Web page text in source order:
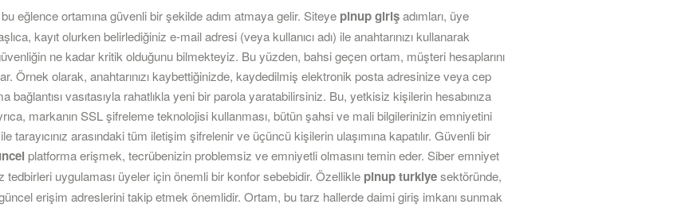
bu eğlence ortamına güvenli bir şekilde adım atmaya gelir. Siteye pinup girişadımları, üye
kayıt olurken belirlediğiniz e-mail adresi (veya kullanıcı adı) ile anahtarınızı kullanarak
ne kadar kritik olduğunu bilmekteyiz. Bu yüzden, bahsi geçen ortam, müşteri hesaplarını
Örnek olarak, anahtarınızı kaybettiğinizde, kaydedilmiş elektronik posta adresinize veya cep
vasıtasıyla rahatlıkla yeni bir parola yaratabilirsiniz. Bu, yetkisiz kişilerin hesabınıza
markanın SSL şifreleme teknolojisi kullanması, bütün şahsi ve mali bilgilerinizin emniyetini
arasındaki tüm iletişim şifrelenir ve üçüncü kişilerin ulaşımına kapatılır. Güvenli bir
platforma erişmek, tecrübenizin problemsiz ve emniyetli olmasını temin eder. Siber emniyet
tedbirleri uygulaması üyeler için önemli bir konfor sebebidir. Özellikle pinup turkiyesektöründe,
erişim adreslerini takip etmek önemlidir. Ortam, bu tarz hallerde daimi giriş imkanı sunmak